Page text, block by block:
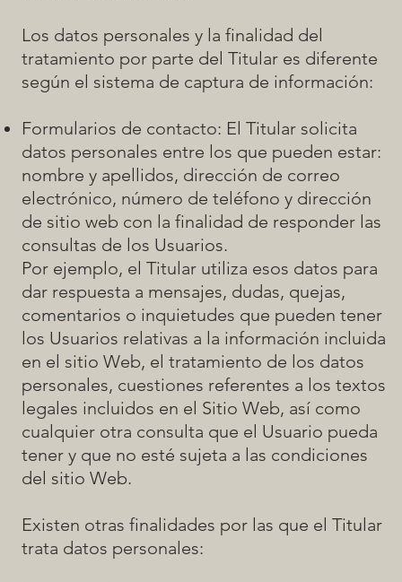
Los datos personales y la finalidad del
tratamiento por parte del Titular es diferente
según el sistema de captura de información:
Formularios de contacto: El Titular solicita
datos personales entre los que pueden estar:
nombre y apellidos, dirección de correo
electrónico, número de teléfono y dirección
de sitio web con la finalidad de responder las
consultas de los Usuarios.
Por ejemplo, el Titular utiliza esos datos para
dar respuesta a mensajes, dudas, quejas,
comentarios o inquietudes que pueden tener
los Usuarios relativas a la información incluida
en el sitio Web, el tratamiento de los datos
personales, cuestiones referentes a los textos
legales incluidos en el Sitio Web, así como
cualquier otra consulta que el Usuario pueda
tener y que no esté sujeta a las condiciones
del sitio Web.
Existen otras finalidades por las que el Titular
trata datos personales: